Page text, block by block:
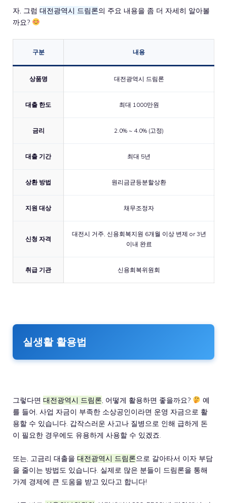
자, 그럼 대전광역시 드림론의 주요 내용을 좀 더 자세히 알아볼
까요?
구분 내용
상품명 대전광역시 드림론
대출 한도 최대 1000만원
금리 2.0% ~ 4.0% (고정)
대출 기간 최대 5년
상환 방법 원리금균등분할상환
지원 대상 채무조정자
신청 자격
대전시 거주, 신용회복지원 6개월 이상 변제 or 3년
이내 완료
취급 기관 신용회복위원회
실생활 활용법
그렇다면 대전광역시 드림론, 어떻게 활용하면 좋을까요?
예
를 들어, 사업 자금이 부족한 소상공인이라면 운영 자금으로 활
용할 수 있습니다. 갑작스러운 사고나 질병으로 인해 급하게 돈
이 필요한 경우에도 유용하게 사용할 수 있겠죠.
또는, 고금리 대출을 대전광역시 드림론으로 갈아타서 이자 부담
을 줄이는 방법도 있습니다. 실제로 많은 분들이 드림론을 통해
가계 경제에 큰 도움을 받고 있다고 합니다!